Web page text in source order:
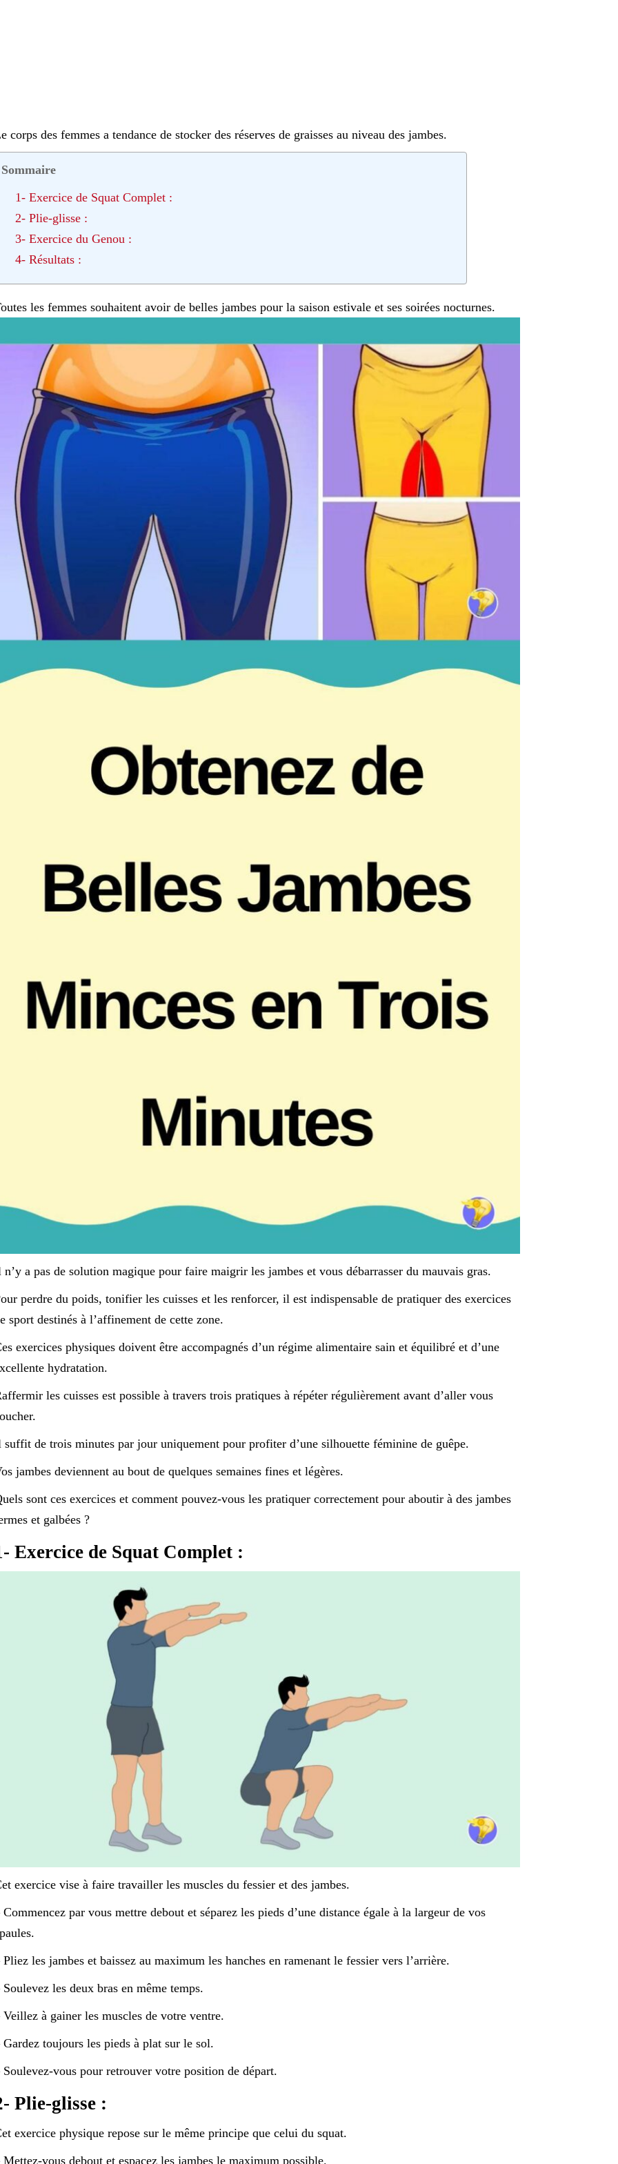
corps des femmes a tendance de stocker des réserves de graisses au niveau des jambes.
Sommaire
1- Exercice de Squat Complet :
2- Plie-glisse :
3- Exercice du Genou :
4- Résultats :
les femmes souhaitent avoir de belles jambes pour la saison estivale et ses soirées nocturnes.
n’y a pas de solution magique pour faire maigrir les jambes et vous débarrasser du mauvais gras.
perdre du poids, tonifier les cuisses et les renforcer, il est indispensable de pratiquer des exercices
sport destinés à l’affinement de cette zone.
exercices physiques doivent être accompagnés d’un régime alimentaire sain et équilibré et d’une
hydratation.
les cuisses est possible à travers trois pratiques à répéter régulièrement avant d’aller vous
suffit de trois minutes par jour uniquement pour profiter d’une silhouette féminine de guêpe.
jambes deviennent au bout de quelques semaines fines et légères.
sont ces exercices et comment pouvez-vous les pratiquer correctement pour aboutir à des jambes
et galbées ?
Exercice de Squat Complet :
exercice vise à faire travailler les muscles du fessier et des jambes.
Commencez par vous mettre debout et séparez les pieds d’une distance égale à la largeur de vos
Pliez les jambes et baissez au maximum les hanches en ramenant le fessier vers l’arrière.
Soulevez les deux bras en même temps.
Veillez à gainer les muscles de votre ventre.
Gardez toujours les pieds à plat sur le sol.
Soulevez-vous pour retrouver votre position de départ.
Plie-glisse :
exercice physique repose sur le même principe que celui du squat.
Mettez-vous debout et espacez les jambes le maximum possible.